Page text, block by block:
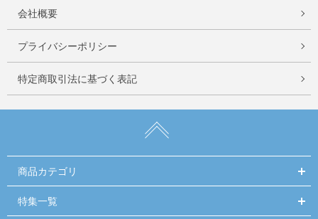
会社概要
プライバシーポリシー
特定商取引法に基づく表記
商品カテゴリ
特集一覧